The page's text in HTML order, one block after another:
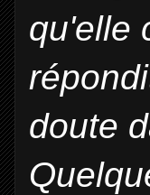
qu'elle
doute